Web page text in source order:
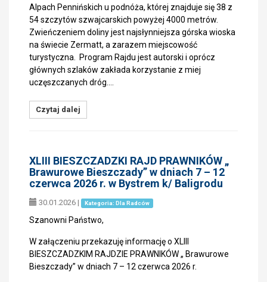
Alpach Pennińskich u podnóża, której znajduje się 38 z
54 szczytów szwajcarskich powyżej 4000 metrów.
Zwieńczeniem doliny jest najsłynniejsza górska wioska
na świecie Zermatt, a zarazem miejscowość
turystyczna. Program Rajdu jest autorski i oprócz
głównych szlaków zakłada korzystanie z miej
uczęszczanych dróg.…
Czytaj dalej
XLIII BIESZCZADZKI RAJD PRAWNIKÓW „
Brawurowe Bieszczady” w dniach 7 – 12
czerwca 2026 r. w Bystrem k/ Baligrodu
30.01.2026 | Kategoria: Dla Radców
Szanowni Państwo,
W załączeniu przekazuję informację o XLIII
BIESZCZADZKIM RAJDZIE PRAWNIKÓW „ Brawurowe
Bieszczady” w dniach 7 – 12 czerwca 2026 r.